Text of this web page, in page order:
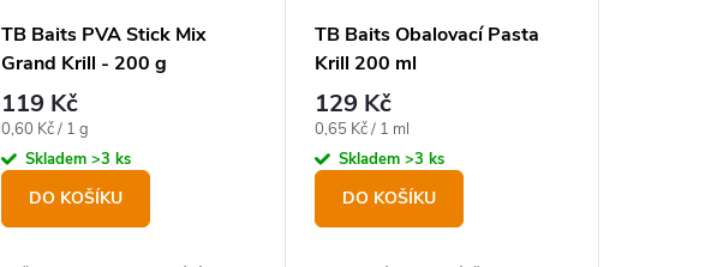
TB Baits PVA Stick Mix
Grand Krill - 200 g
119 Kč
Měrná
cena:
0,60 Kč / 1 g
Skladem >3 ks
DO KOŠÍKU
TB Baits Obalovací Pasta
Krill 200 ml
129 Kč
Měrná
cena:
0,65 Kč / 1 ml
Skladem >3 ks
DO KOŠÍKU